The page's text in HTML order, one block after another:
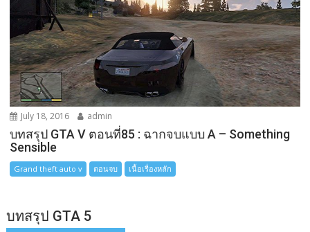
July 18, 2016 admin
บทสรุป GTA V ตอนที่85 : ฉากจบแบบ A – Something
Sensible
Grand theft auto v ตอนจบ เนื้อเรื่องหลัก
บทสรุป GTA 5